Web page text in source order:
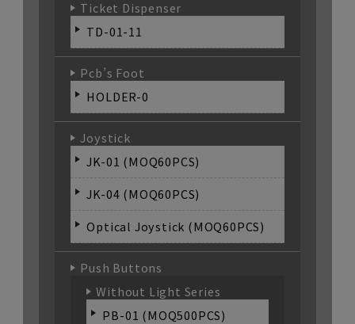
Ticket Dispenser
TD-01-11
Pcb’s Foot
HOLDER-0
Joystick
JK-01 (MOQ60PCS)
JK-04 (MOQ60PCS)
Optical Joystick (MOQ60PCS)
Push Buttons
Without Light Series
PB-01 (MOQ500PCS)